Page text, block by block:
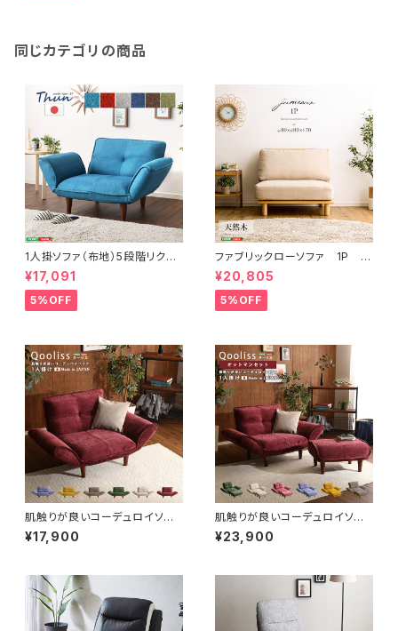
同じカテゴリの商品
1人掛ソファ（布地）5段階リクラ
イニング、フロアソファ、カウチソ
ファに 日本製｜Thun-トゥー
ン- SH-07-THN1P
¥17,091
5%OFF
ファブリックローソファ 1P H
T-LSF-1
¥20,805
5%OFF
肌触りが良いコーデュロイソフ
ァ １人掛け 【Qooliss-クー
リス-】 SH-07-CDS1P
¥17,900
肌触りが良いコーデュロイソフ
ァ １人掛け オットマンセット
【Qooliss-クーリス-】 SH-0
¥23,900